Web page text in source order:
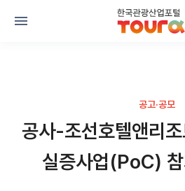
공고·공모
공사-조선호텔앤리
실증사업(PoC)